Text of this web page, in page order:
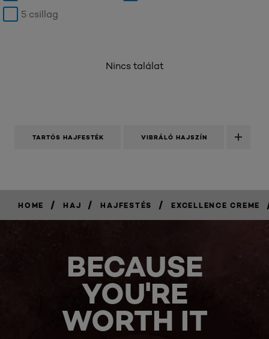
5 csillag
Nincs találat
TARTÓS HAJFESTÉK VIBRÁLÓ HAJSZÍN
HOME / HAJ / HAJFESTÉS / EXCELLENCE CREME
BECAUSE
YOU'RE
WORTH IT